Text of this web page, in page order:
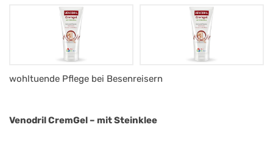
HWS
Cremegel
wohltuende Pflege bei Besenreisern
Venodril CremGel – mit Steinklee